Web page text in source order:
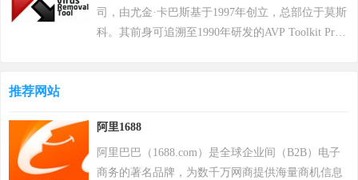
STAR最高奖项总统奖以及其他五项大奖，且打破了
7项吉尼斯纪录。 2018年8月9日，《绝地求生》官
求生》将于12月8日登陆 Epic 游戏商城。自2024年1
月1日起，《绝地求生》不再支持所有使用Windows
7、Windows 8和Windows 8.1操作系统的PC平台。
司，由尤金·卡巴斯基于1997年创立，总部位于莫斯
科。其前身可追溯至1990年研发的AVP Toolkit Pro
个人防护、企业安全及工业控制系统，2017年推出
自主研发的安全操作系统，2022年“安全远程工作空
间”获世界互联网领先科技成果。因地缘政治影响，
推荐网站
阿里1688
阿里巴巴（1688.com）是全球企业间（B2B）电子
商务的著名品牌，为数千万网商提供海量商机信息